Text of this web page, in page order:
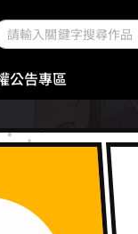
公告專區